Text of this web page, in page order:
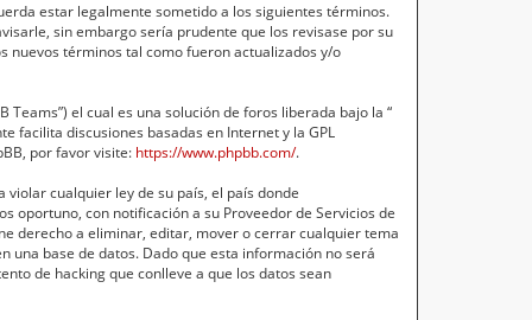
estar legalmente sometido a los siguientes términos.
sin embargo sería prudente que los revisase por su
nuevos términos tal como fueron actualizados y/o
Teams”) el cual es una solución de foros liberada bajo la “
facilita discusiones basadas en Internet y la GPL
por favor visite: https://www.phpbb.com/.
cualquier ley de su país, el país donde
oportuno, con notificación a su Proveedor de Servicios de
derecho a eliminar, editar, mover o cerrar cualquier tema
base de datos. Dado que esta información no será
de hacking que conlleve a que los datos sean